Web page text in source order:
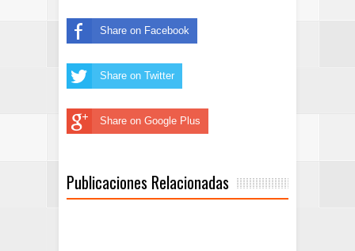
Share on Facebook
Share on Twitter
Share on Google Plus
Publicaciones Relacionadas